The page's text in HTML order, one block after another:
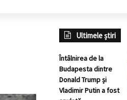
Ultimele știri
Întâlnirea de la
Budapesta dintre
Donald Trump și
Vladimir Putin a fost